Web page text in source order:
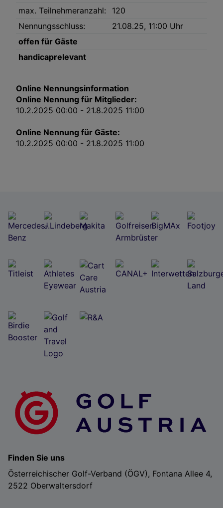
max. Teilnehmeranzahl:
120
Nennungsschluss:
21.08.25, 11:00 Uhr
offen für Gäste
handicaprelevant
Online Nennungsinformation
Online Nennung für Mitglieder:
10.2.2025 00:00 - 21.8.2025 11:00
Online Nennung für Gäste:
10.2.2025 00:00 - 21.8.2025 11:00
Finden Sie uns
Österreichischer Golf-Verband (ÖGV), Fontana Allee 4,
2522 Oberwaltersdorf
In den Einstellungen können Sie jederzeit Ihre Präferenzen verwalten und
Interessen einlegen. Klicken Sie dazu auf „Cookie Einstellungen“, die sich auf
jeder Seite unten im Footer befinden.
Wir und unsere Partner verarbeiten Daten, um
Folgendes bereitzustellen:
Endgerät. Personalisierte Werbung und Inhalte, Messung von Werbeleistung
und der Performance von Inhalten, Zielgruppenforschung sowie Entwicklung
und Verbesserung von Angeboten.